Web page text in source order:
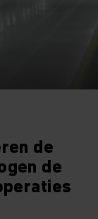
de
de